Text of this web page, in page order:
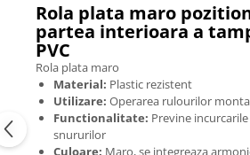
Rola plata maro
partea interioara a
PVC
Rola plata maro
Material: Plastic rezistent
Utilizare: Operarea rulourilor
Functionalitate: Previne
snururilor
Culoare: Maro, se integreaza